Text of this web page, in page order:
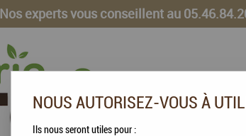
Nos experts vous conseillent au
NOUS AUTORISEZ-VOUS À
Ils nous seront utiles pour :